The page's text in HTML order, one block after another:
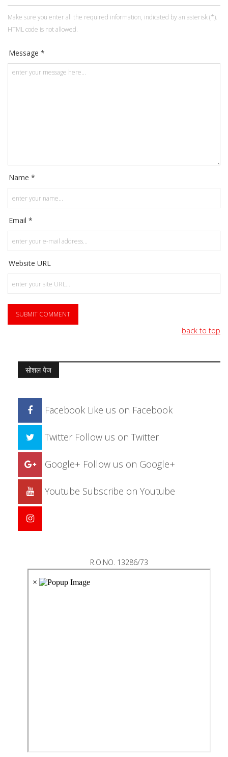
Make sure you enter all the required information, indicated by an asterisk (*).
HTML code is not allowed.
Message *
Name *
Email *
Website URL
back to top
सोशल पेज
Facebook Like us on Facebook
Twitter Follow us on Twitter
Google+ Follow us on Google+
Youtube Subscribe on Youtube
R.O.NO. 13286/73